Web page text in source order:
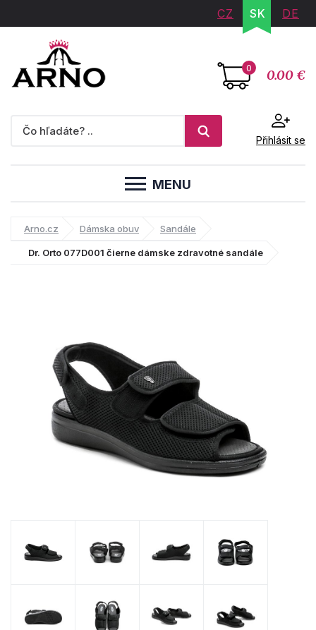
CZ SK DE
0 0.00 €
Přihlásit se
MENU
Arno.cz Dámska obuv Sandále
Dr. Orto 077D001 čierne dámske zdravotné sandále